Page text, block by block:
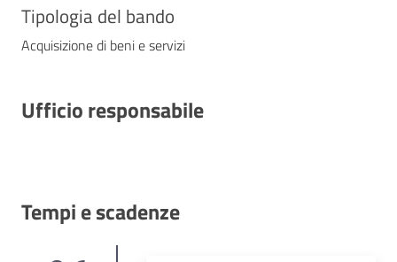
Tipologia del bando
Acquisizione di beni e servizi
Ufficio responsabile
Tempi e scadenze